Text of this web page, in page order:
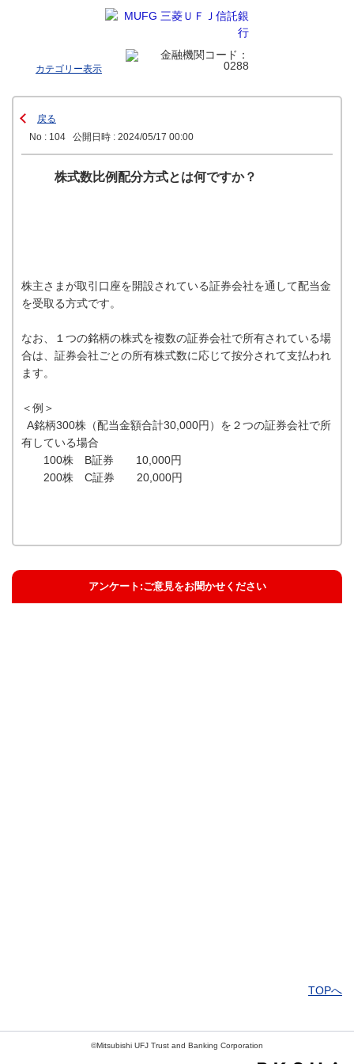
カテゴリー表示
戻る
No : 104
公開日時 : 2024/05/17 00:00
株式数比例配分方式とは何ですか？
株主さまが取引口座を開設されている証券会社を通して配当金
を受取る方式です。
なお、１つの銘柄の株式を複数の証券会社で所有されている場
合は、証券会社ごとの所有株式数に応じて按分されて支払われ
ます。
＜例＞
A銘柄300株（配当金額合計30,000円）を２つの証券会社で所
有している場合
100株 B証券 10,000円
200株 C証券 20,000円
アンケート:ご意見をお聞かせください
TOPへ
©Mitsubishi UFJ Trust and Banking Corporation